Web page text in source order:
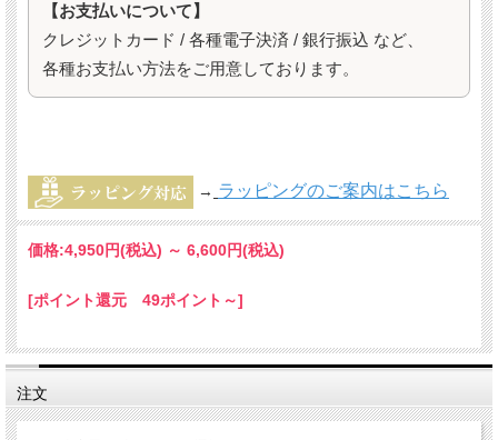
【お支払いについて】
クレジットカード / 各種電子決済 / 銀行振込 など、
各種お支払い方法をご用意しております。
→ ラッピングのご案内はこちら
価格:4,950円(税込) ～ 6,600円(税込)
[ポイント還元 49ポイント～]
注文